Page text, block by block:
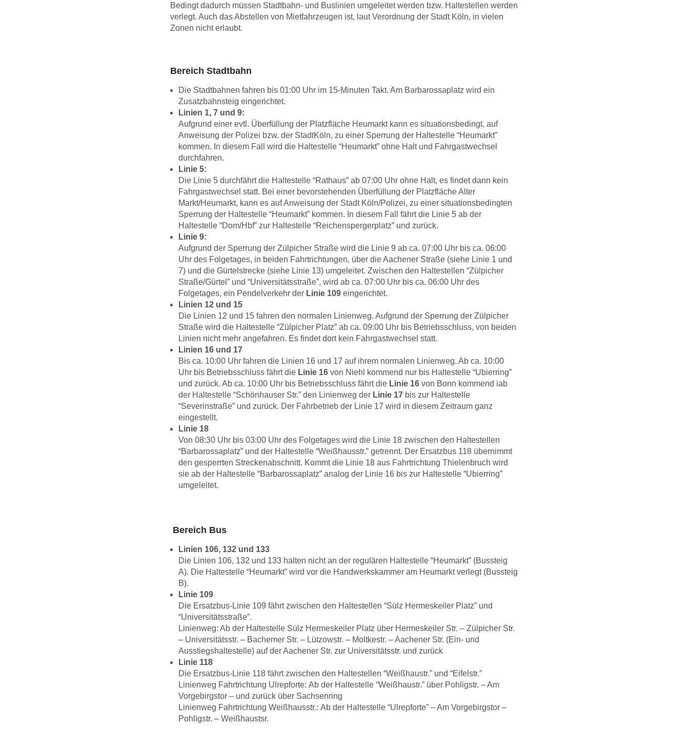
Bedingt dadurch müssen Stadtbahn- und Buslinien umgeleitet werden bzw. Haltestellen werden
verlegt. Auch das Abstellen von Mietfahrzeugen ist, laut Verordnung der Stadt Köln, in vielen
Zonen nicht erlaubt.
Bereich Stadtbahn
Die Stadtbahnen fahren bis 01:00 Uhr im 15-Minuten Takt. Am Barbarossaplatz wird ein
Zusatzbahnsteig eingerichtet.
Linien 1, 7 und 9:
Aufgrund einer evtl. Überfüllung der Platzfläche Heumarkt kann es situationsbedingt, auf
Anweisung der Polizei bzw. der StadtKöln, zu einer Sperrung der Haltestelle “Heumarkt”
kommen. In diesem Fall wird die Haltestelle “Heumarkt” ohne Halt und Fahrgastwechsel
durchfahren.
Linie 5:
Die Linie 5 durchfährt die Haltestelle “Rathaus” ab 07:00 Uhr ohne Halt, es findet dann kein
Fahrgastwechsel statt. Bei einer bevorstehenden Überfüllung der Platzfläche Alter
Markt/Heumarkt, kann es auf Anweisung der Stadt Köln/Polizei, zu einer situationsbedingten
Sperrung der Haltestelle “Heumarkt” kommen. In diesem Fall fährt die Linie 5 ab der
Haltestelle “Dom/Hbf” zur Haltestelle “Reichenspergerplatz” und zurück.
Linie 9:
Aufgrund der Sperrung der Zülpicher Straße wird die Linie 9 ab ca. 07:00 Uhr bis ca. 06:00
Uhr des Folgetages, in beiden Fahrtrichtungen, über die Aachener Straße (siehe Linie 1 und
7) und die Gürtelstrecke (siehe Linie 13) umgeleitet. Zwischen den Haltestellen “Zülpicher
Straße/Gürtel” und “Universitätsstraße”, wird ab ca. 07:00 Uhr bis ca. 06:00 Uhr des
Folgetages, ein Pendelverkehr der Linie 109 eingerichtet.
Linien 12 und 15
Die Linien 12 und 15 fahren den normalen Linienweg. Aufgrund der Sperrung der Zülpicher
Straße wird die Haltestelle “Zülpicher Platz” ab ca. 09:00 Uhr bis Betriebsschluss, von beiden
Linien nicht mehr angefahren. Es findet dort kein Fahrgastwechsel statt.
Linien 16 und 17
Bis ca. 10:00 Uhr fahren die Linien 16 und 17 auf ihrem normalen Linienweg. Ab ca. 10:00
Uhr bis Betriebsschluss fährt die Linie 16 von Niehl kommend nur bis Haltestelle “Ubierring”
und zurück. Ab ca. 10:00 Uhr bis Betriebsschluss fährt die Linie 16 von Bonn kommend iab
der Haltestelle “Schönhauser Str.” den Linienweg der Linie 17 bis zur Haltestelle
“Severinstraße” und zurück. Der Fahrbetrieb der Linie 17 wird in diesem Zeitraum ganz
eingestellt.
Linie 18
Von 08:30 Uhr bis 03:00 Uhr des Folgetages wird die Linie 18 zwischen den Haltestellen
“Barbarossaplatz” und der Haltestelle “Weißhausstr.” getrennt. Der Ersatzbus 118 übernimmt
den gesperrten Streckenabschnitt. Kommt die Linie 18 aus Fahrtrichtung Thielenbruch wird
sie ab der Haltestelle “Barbarossaplatz” analog der Linie 16 bis zur Haltestelle “Ubierring”
umgeleitet.
Bereich Bus
Linien 106, 132 und 133
Die Linien 106, 132 und 133 halten nicht an der regulären Haltestelle “Heumarkt” (Bussteig
A). Die Haltestelle “Heumarkt” wird vor die Handwerkskammer am Heumarkt verlegt (Bussteig
B).
Linie 109
Die Ersatzbus-Linie 109 fährt zwischen den Haltestellen “Sülz Hermeskeiler Platz” und
“Universitätsstraße”.
Linienweg: Ab der Haltestelle Sülz Hermeskeiler Platz über Hermeskeiler Str. – Zülpicher Str.
– Universitätsstr. – Bachemer Str. – Lützowstr. – Moltkestr. – Aachener Str. (Ein- und
Ausstiegshaltestelle) auf der Aachener Str. zur Universitätsstr. und zurück
Linie 118
Die Ersatzbus-Linie 118 fährt zwischen den Haltestellen “Weißhaustr.” und “Eifelstr.”
Linienweg Fahrtrichtung Ulrepforte: Ab der Haltestelle “Weißhaustr.” über Pohligstr. – Am
Vorgebirgstor – und zurück über Sachsenring
Linienweg Fahrtrichtung Weißhausstr.: Ab der Haltestelle “Ulrepforte” – Am Vorgebirgstor –
Pohligstr. – Weißhaustsr.